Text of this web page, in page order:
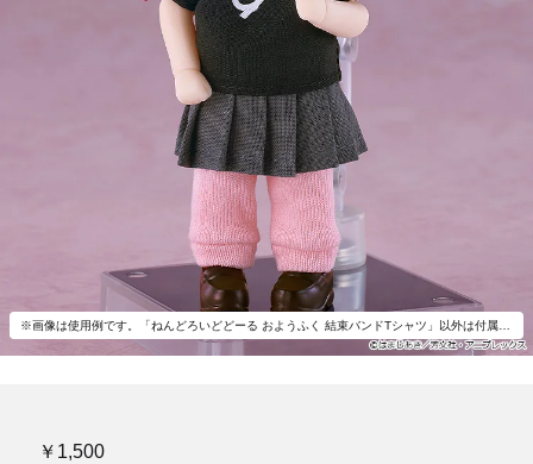
※画像は使用例です。「ねんどろいどどーる おようふく 結束バンドTシャツ」以外は付属いたしません。
￥1,500